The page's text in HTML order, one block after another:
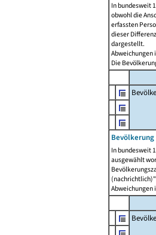
In bundesweit
obwohl die
erfassten
dieser
dargestellt.
Abweichungen
Die
In bundesweit
ausgewählt
Abweichungen